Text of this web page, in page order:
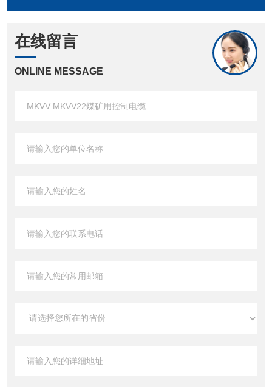
在线留言
ONLINE MESSAGE